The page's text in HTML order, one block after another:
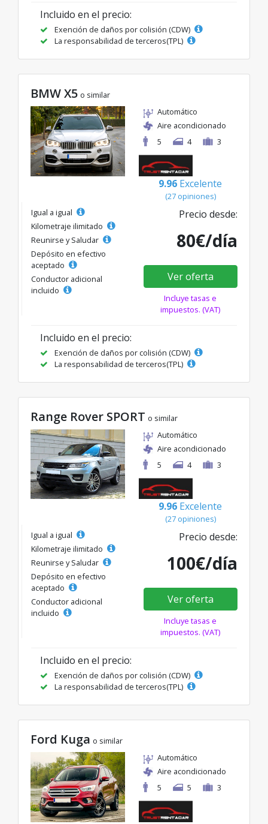
Incluido en el precio:
Exención de daños por colisión (CDW)
La responsabilidad de terceros(TPL)
BMW X5 o similar
Automático
Aire acondicionado
5
4 3
9.96 Excelente
(27 opiniones)
Igual a igual
Kilometraje ilimitado
Reunirse y Saludar
Depósito en efectivo
aceptado
Conductor adicional
incluido
Precio desde:
80€/día
Ver oferta
Incluye tasas e
impuestos. (VAT)
Incluido en el precio:
Exención de daños por colisión (CDW)
La responsabilidad de terceros(TPL)
Range Rover SPORT o similar
Automático
Aire acondicionado
5
4 3
9.96 Excelente
(27 opiniones)
Igual a igual
Kilometraje ilimitado
Reunirse y Saludar
Depósito en efectivo
aceptado
Conductor adicional
incluido
Precio desde:
100€/día
Ver oferta
Incluye tasas e
impuestos. (VAT)
Incluido en el precio:
Exención de daños por colisión (CDW)
La responsabilidad de terceros(TPL)
Ford Kuga o similar
Automático
Aire acondicionado
5
5 3